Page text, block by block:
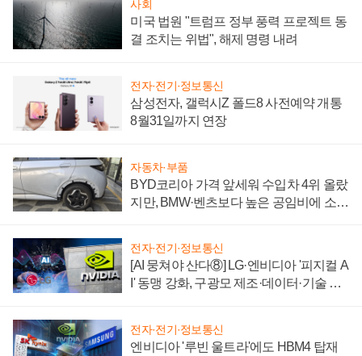
사회
미국 법원 "트럼프 정부 풍력 프로젝트 동
결 조치는 위법", 해제 명령 내려
전자·전기·정보통신
삼성전자, 갤럭시Z 폴드8 사전예약 개통
8월31일까지 연장
자동차·부품
BYD코리아 가격 앞세워 수입차 4위 올랐
지만, BMW·벤츠보다 높은 공임비에 소비
전자·전기·정보통신
[AI 뭉쳐야 산다⑧] LG·엔비디아 '피지컬 A
I' 동맹 강화, 구광모 제조·데이터·기술 결
전자·전기·정보통신
엔비디아 '루빈 울트라'에도 HBM4 탑재